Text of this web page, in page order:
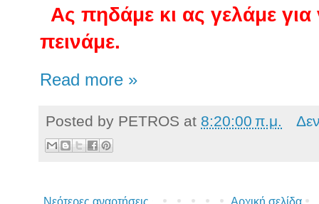
Ας πηδάμε κι ας γελάμε
πεινάμε.
Read more »
Posted by PETROS at 8:20:00 π.μ.